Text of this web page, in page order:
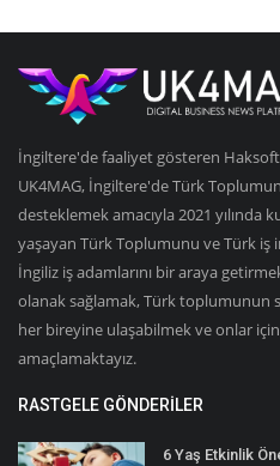
İngiltere'de faaliyet gösteren
UK4MAG, İngiltere'de Türk
desteklemek amacıyla 2021 yılında
yaşayan Türk Toplumunu ve Türk iş
İngiliz iş adamlarını bir araya
olanak sağlamak, Türk toplumunun
her bireyine ulaşabilmek ve onlar
amaçlamaktayız.
RASTGELE GÖNDERILER
6 Yaş Etkinlik